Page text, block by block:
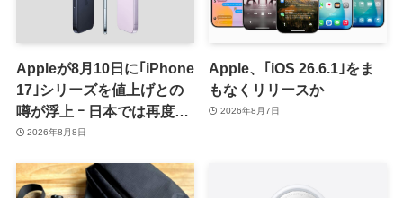
Appleが8月10日に｢iPhone
17｣シリーズを値上げとの
噂が浮上 ｰ 日本では再度値
上げの可能性も?!
2026年8月8日
Apple、｢iOS 26.6.1｣をま
もなくリリースか
2026年8月7日